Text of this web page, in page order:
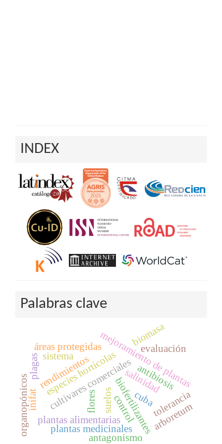
INDEX
Palabras clave
cultivares comerciales
rendimientos
flores biofertilizantes
mejoramiento de plantas
plantas alimentarias
especies hortícolas
plantas medicinales
áreas protegidas
cuba
salinidad
suelos
evaluación
tolerancia
antagonismo
antibiosis
plagas
control arboretum
inifat
biomasa
sistema
organopónicos